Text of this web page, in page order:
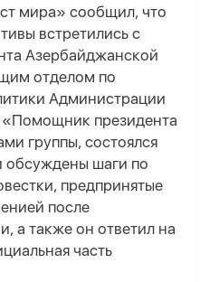
мира» сообщил, что
встретились с
Азербайджанской
отделом по
Администрации
президента
группы, состоялся
шаги по
предпринятые
после
а также он ответил на
часть